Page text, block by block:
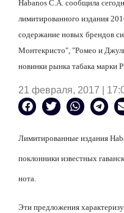
Habanos С.А. сообщила
лимитированного издания
содержание новых брендов
Монтекристо", "Ромео и
новинки рынка табака марки
21 февраля, 2017 |
Лимитированные издания
поклонники известных
нота.
Эти предложения